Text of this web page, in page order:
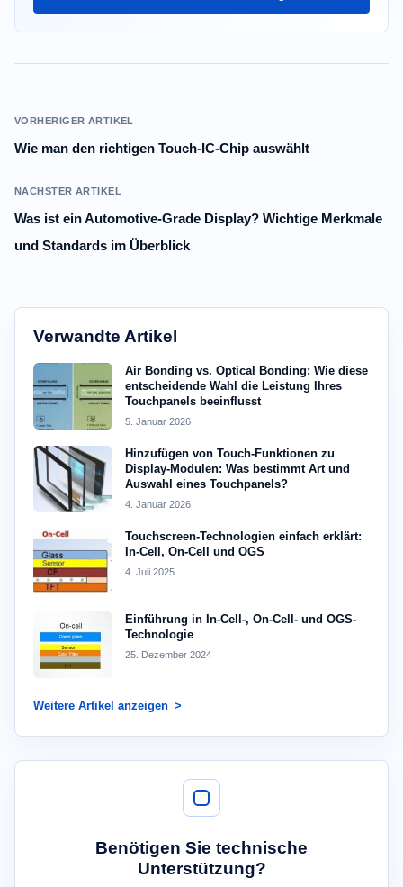
VORHERIGER ARTIKEL
Wie man den richtigen Touch-IC-Chip auswählt
NÄCHSTER ARTIKEL
Was ist ein Automotive-Grade Display? Wichtige Merkmale
und Standards im Überblick
Verwandte Artikel
Air Bonding vs. Optical Bonding: Wie diese
entscheidende Wahl die Leistung Ihres
Touchpanels beeinflusst
5. Januar 2026
Hinzufügen von Touch-Funktionen zu
Display-Modulen: Was bestimmt Art und
Auswahl eines Touchpanels?
4. Januar 2026
Touchscreen-Technologien einfach erklärt:
In-Cell, On-Cell und OGS
4. Juli 2025
Einführung in In-Cell-, On-Cell- und OGS-
Technologie
25. Dezember 2024
Weitere Artikel anzeigen
Benötigen Sie technische
Unterstützung?